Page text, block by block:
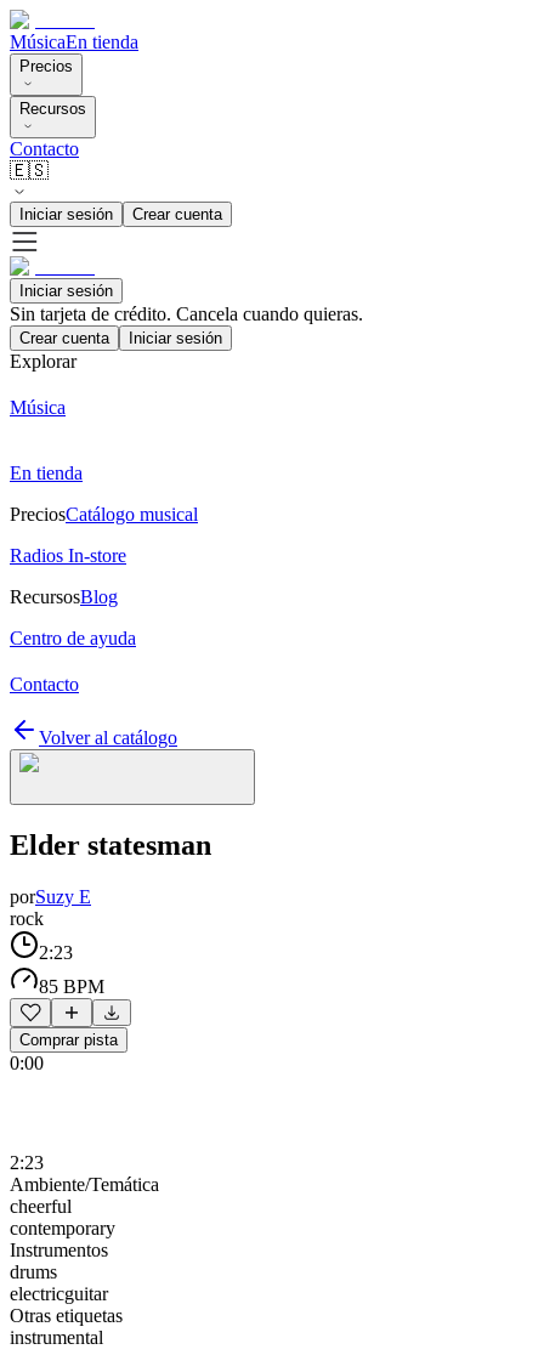
MúsicaEn tienda
Precios
Recursos
Contacto
🇪🇸
Iniciar sesión Crear cuenta
Iniciar sesión
Sin tarjeta de crédito. Cancela cuando quieras.
Crear cuenta Iniciar sesión
Explorar
Música
En tienda
PreciosCatálogo musical
Radios In-store
RecursosBlog
Centro de ayuda
Contacto
Volver al catálogo
Elder statesman
porSuzy E
rock
2:23
85 BPM
Comprar pista
0:00
2:23
Ambiente/Temática
cheerful
contemporary
Instrumentos
drums
electricguitar
Otras etiquetas
instrumental